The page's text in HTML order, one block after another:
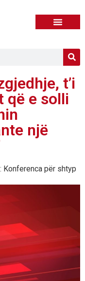
t’i
që e solli
një
Konferenca për shtyp